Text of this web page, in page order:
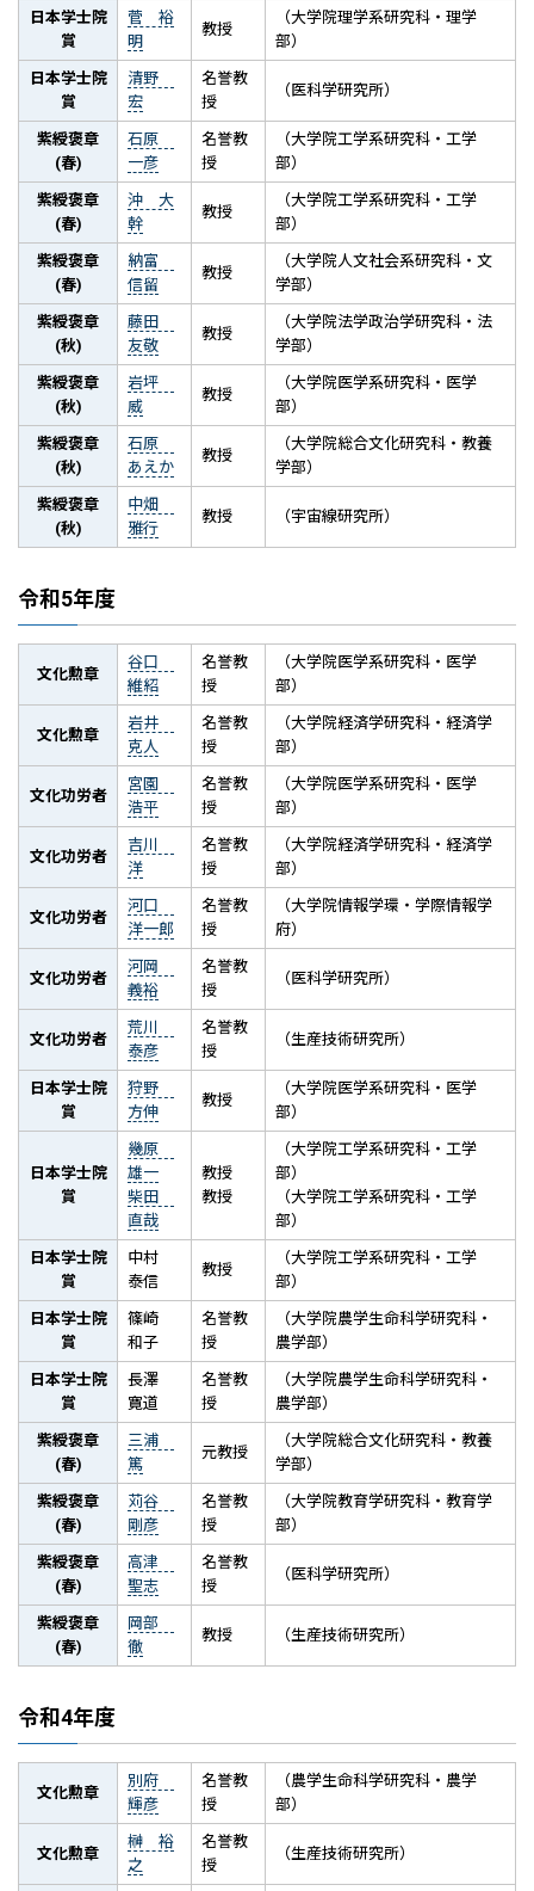
日本学士院
賞
菅 裕
明
教授
（大学院理学系研究科・理学
部）
日本学士院
賞
清野
宏
名誉教
授
（医科学研究所）
紫綬褒章
(春)
石原
一彦
名誉教
授
（大学院工学系研究科・工学
部）
紫綬褒章
(春)
沖 大
幹
教授
（大学院工学系研究科・工学
部）
紫綬褒章
(春)
納富
信留
教授
（大学院人文社会系研究科・文
学部）
紫綬褒章
(秋)
藤田
友敬
教授
（大学院法学政治学研究科・法
学部）
紫綬褒章
(秋)
岩坪
威
教授
（大学院医学系研究科・医学
部）
紫綬褒章
(秋)
石原
あえか
教授
（大学院総合文化研究科・教養
学部）
紫綬褒章
(秋)
中畑
雅行
教授 （宇宙線研究所）
令和5年度
文化勲章
谷口
維紹
名誉教
授
（大学院医学系研究科・医学
部）
文化勲章
岩井
克人
名誉教
授
（大学院経済学研究科・経済学
部）
文化功労者
宮園
浩平
名誉教
授
（大学院医学系研究科・医学
部）
文化功労者
吉川
洋
名誉教
授
（大学院経済学研究科・経済学
部）
文化功労者
河口
洋一郎
名誉教
授
（大学院情報学環・学際情報学
府）
文化功労者
河岡
義裕
名誉教
授
（医科学研究所）
文化功労者
荒川
泰彦
名誉教
授
（生産技術研究所）
日本学士院
賞
狩野
方伸
教授
（大学院医学系研究科・医学
部）
日本学士院
賞
幾原
雄一
柴田
直哉
教授
教授
（大学院工学系研究科・工学
部）
（大学院工学系研究科・工学
部）
日本学士院
賞
中村
泰信
教授
（大学院工学系研究科・工学
部）
日本学士院
賞
篠崎
和子
名誉教
授
（大学院農学生命科学研究科・
農学部）
日本学士院
賞
長澤
寛道
名誉教
授
（大学院農学生命科学研究科・
農学部）
紫綬褒章
(春)
三浦
篤
元教授
（大学院総合文化研究科・教養
学部）
紫綬褒章
(春)
苅谷
剛彦
名誉教
授
（大学院教育学研究科・教育学
部）
紫綬褒章
(春)
高津
聖志
名誉教
授
（医科学研究所）
紫綬褒章
(春)
岡部
徹
教授 （生産技術研究所）
令和4年度
文化勲章
別府
輝彦
名誉教
授
（農学生命科学研究科・農学
部）
文化勲章
榊 裕
之
名誉教
授
（生産技術研究所）